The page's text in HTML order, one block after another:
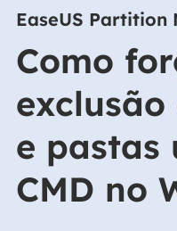
EaseUS Partition
Como
e pastas
CMD no